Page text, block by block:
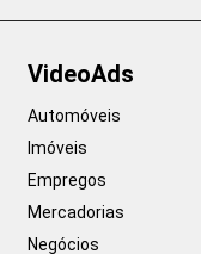
VideoAds
Automóveis
Imóveis
Empregos
Mercadorias
Negócios